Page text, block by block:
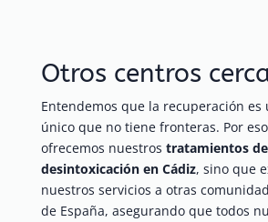
Otros centros
Entendemos que la recuperación es
único que no tiene fronteras. Por
ofrecemos nuestros tratamientos de
desintoxicación en Cádiz, sino que
nuestros servicios a otras
de España, asegurando que todos